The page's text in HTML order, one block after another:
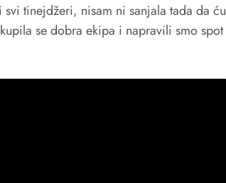
tinejdžeri, nisam ni sanjala tada da ću
se dobra ekipa i napravili smo spot